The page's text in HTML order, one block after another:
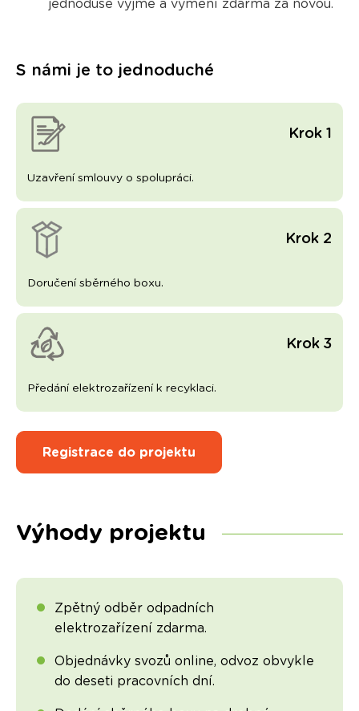
jednoduše vyjme a vymění zdarma za novou.
S námi je to jednoduché
Krok 1
Uzavření smlouvy o spolupráci.
Krok 2
Doručení sběrného boxu.
Krok 3
Předání elektrozařízení k recyklaci.
Registrace do projektu
Výhody projektu
Zpětný odběr odpadních
elektrozařízení zdarma.
Objednávky svozů online, odvoz obvykle
do deseti pracovních dní.